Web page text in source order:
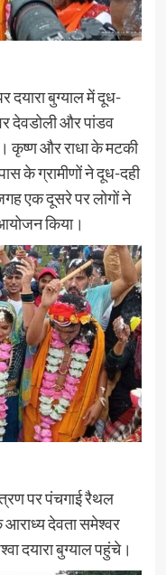
दयारा बुग्याल में दूध-
देवडोली और पांडव
कृष्ण और राधा के मटकी
के ग्रामीणों ने दूध-दही
एक दूसरे पर लोगों ने
किया।
पर पंचगाई रैथल
आराध्य देवता समेश्वर
दयारा बुग्याल पहुंचे।